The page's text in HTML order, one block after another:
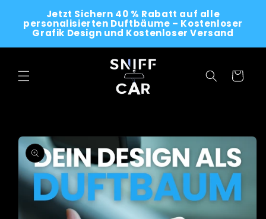
Skip to
contentJetzt Sichern 40 % Rabatt auf alle
personalisierten Duftbäume – Kostenloser
Grafik Design und Kostenloser Versand
Cart
product
information